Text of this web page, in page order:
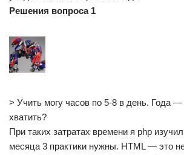
Решения вопроса 1
> Учить могу часов по 5-8 в день. Года
хватить?
При таких затратах времени я php
месяца 3 практики нужны. HTML — это